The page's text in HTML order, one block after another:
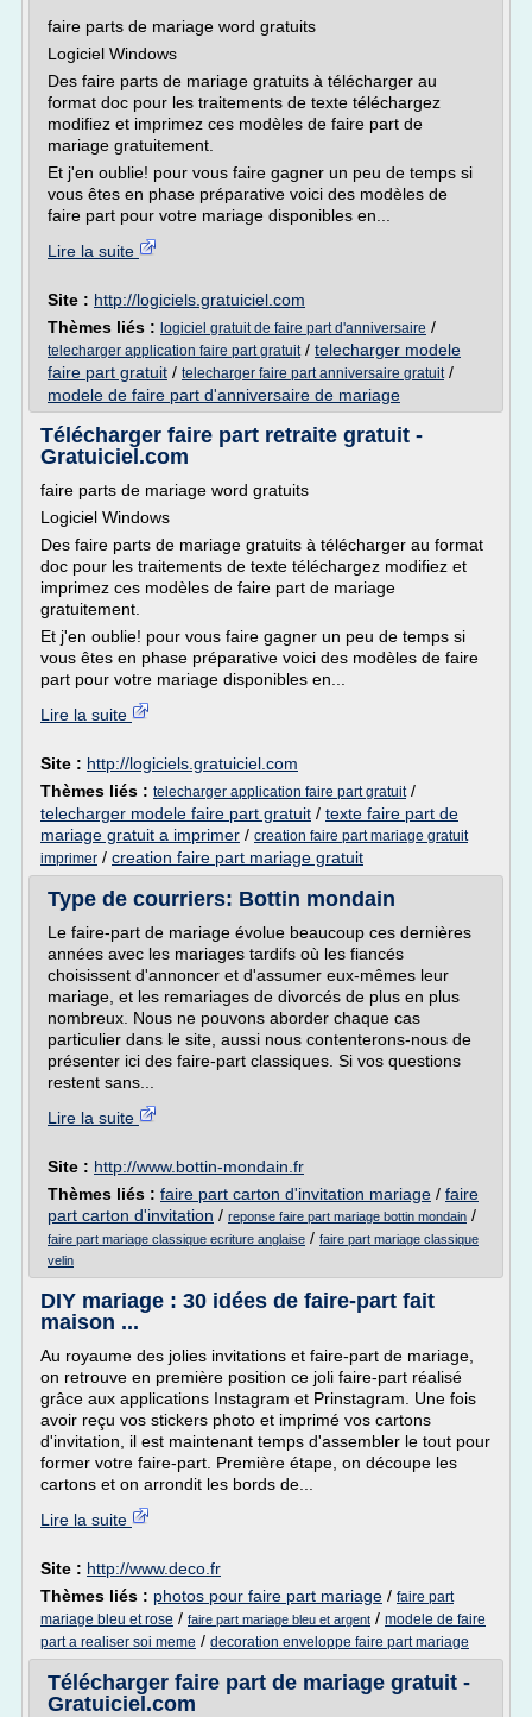
faire parts de mariage word gratuits
Logiciel Windows
Des faire parts de mariage gratuits à télécharger au
format doc pour les traitements de texte téléchargez
modifiez et imprimez ces modèles de faire part de
mariage gratuitement.
Et j'en oublie! pour vous faire gagner un peu de temps si
vous êtes en phase préparative voici des modèles de
faire part pour votre mariage disponibles en...
Lire la suite
Site : http://logiciels.gratuiciel.com
Thèmes liés : logiciel gratuit de faire part d'anniversaire /
telecharger application faire part gratuit/ telecharger modele
faire part gratuit / telecharger faire part anniversaire gratuit/
modele de faire part d'anniversaire de mariage
Télécharger faire part retraite gratuit -
Gratuiciel.com
faire parts de mariage word gratuits
Logiciel Windows
Des faire parts de mariage gratuits à télécharger au format
doc pour les traitements de texte téléchargez modifiez et
imprimez ces modèles de faire part de mariage
gratuitement.
Et j'en oublie! pour vous faire gagner un peu de temps si
vous êtes en phase préparative voici des modèles de faire
part pour votre mariage disponibles en...
Lire la suite
Site : http://logiciels.gratuiciel.com
Thèmes liés : telecharger application faire part gratuit/
telecharger modele faire part gratuit / texte faire part de
mariage gratuit a imprimer / creation faire part mariage gratuit
imprimer / creation faire part mariage gratuit
Type de courriers: Bottin mondain
Le faire-part de mariage évolue beaucoup ces dernières
années avec les mariages tardifs où les fiancés
choisissent d'annoncer et d'assumer eux-mêmes leur
mariage, et les remariages de divorcés de plus en plus
nombreux. Nous ne pouvons aborder chaque cas
particulier dans le site, aussi nous contenterons-nous de
présenter ici des faire-part classiques. Si vos questions
restent sans...
Lire la suite
Site : http://www.bottin-mondain.fr
Thèmes liés : faire part carton d'invitation mariage / faire
part carton d'invitation / reponse faire part mariage bottin mondain /
faire part mariage classique ecriture anglaise / faire part mariage classique
velin
DIY mariage : 30 idées de faire-part fait
maison ...
Au royaume des jolies invitations et faire-part de mariage,
on retrouve en première position ce joli faire-part réalisé
grâce aux applications Instagram et Prinstagram. Une fois
avoir reçu vos stickers photo et imprimé vos cartons
d'invitation, il est maintenant temps d'assembler le tout pour
former votre faire-part. Première étape, on découpe les
cartons et on arrondit les bords de...
Lire la suite
Site : http://www.deco.fr
Thèmes liés : photos pour faire part mariage / faire part
mariage bleu et rose / faire part mariage bleu et argent / modele de faire
part a realiser soi meme / decoration enveloppe faire part mariage
Télécharger faire part de mariage gratuit -
Gratuiciel.com